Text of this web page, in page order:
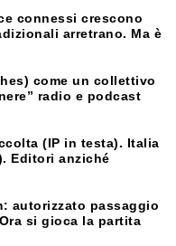
connessi crescono
arretrano. Ma è
come un collettivo
radio e podcast
(IP in testa). Italia
Editori anziché
autorizzato passaggio
si gioca la partita